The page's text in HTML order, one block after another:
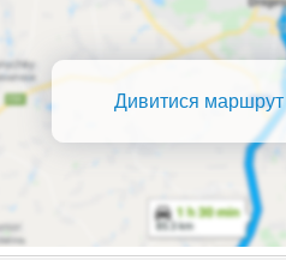
Дивитися маршрут